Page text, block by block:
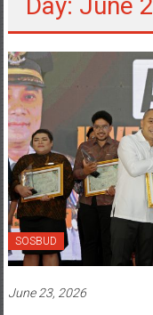
Day: June
SOSBUD
June 23, 2026